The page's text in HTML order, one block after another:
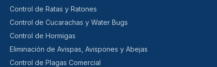
Control de Ratas y Ratones
Control de Cucarachas y Water Bugs
Control de Hormigas
Eliminación de Avispas, Avispones y Abejas
Control de Plagas Comercial